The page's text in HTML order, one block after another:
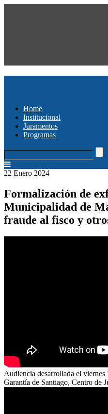
Home
Institucional
Juramentos
Programas
22 Enero 2024
Formalización de
Municipalidad de
fraude al fisco y
Audiencia desarrollada el viernes
Garantía de Santiago, Centro de